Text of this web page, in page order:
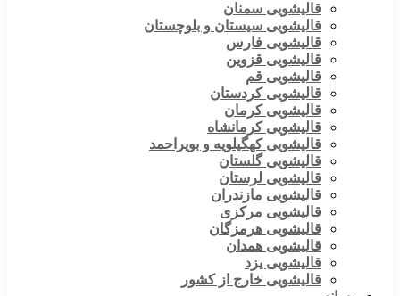
قالیشویی سمنان
قالیشویی سیستان و بلوچستان
قالیشویی فارس
قالیشویی قزوین
قالیشویی قم
قالیشویی کردستان
قالیشویی کرمان
قالیشویی کرمانشاه
قالیشویی کهگیلویه و بویراحمد
قالیشویی گلستان
قالیشویی لرستان
قالیشویی مازندران
قالیشویی مرکزی
قالیشویی هرمزگان
قالیشویی همدان
قالیشویی یزد
قالیشویی خارج از کشور